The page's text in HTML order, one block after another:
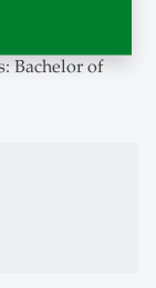
Bachelor of